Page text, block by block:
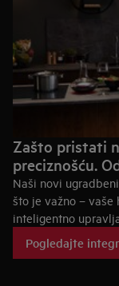
Zašto pristati
preciznošću.
Naši novi
što je važno – vaše
inteligentno
posebne okoline
Pogledajte